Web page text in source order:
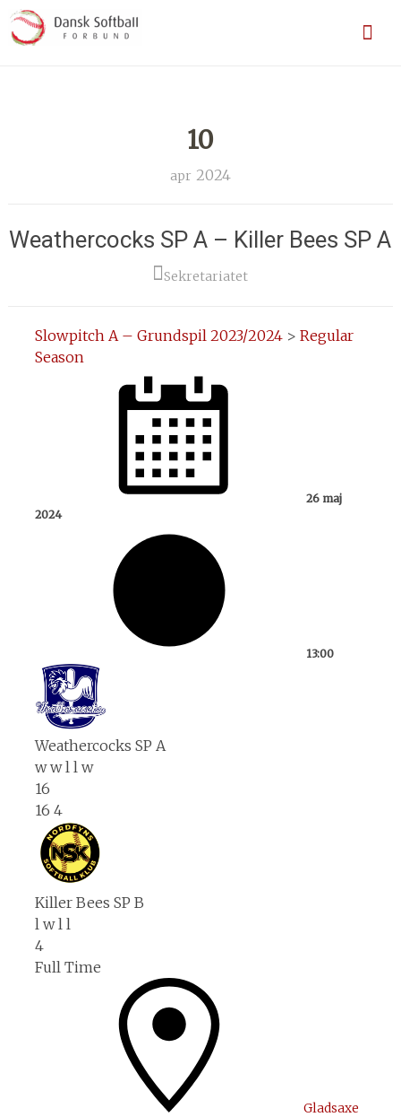
Skip
to
Dansk Softball Forbund
10
apr 2024
Weathercocks SP A – Killer Bees SP A
Sekretariatet
Slowpitch A – Grundspil 2023/2024 > Regular
Season
26 maj
2024
13:00
Weathercocks SP A
wwl l w
16
16 4
Killer Bees SP B
l wl l
4
Full Time
Gladsaxe